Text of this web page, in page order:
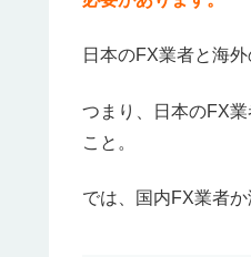
日本のFX業者と海
つまり、日本のFX
こと。
では、国内FX業者